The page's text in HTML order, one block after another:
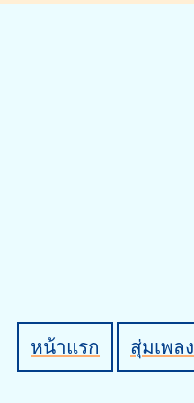
หน้าแรก สุ่มเพลง